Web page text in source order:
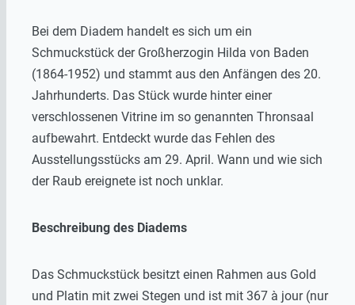
Bei dem Diadem handelt es sich um ein
Schmuckstück der Großherzogin Hilda von Baden
(1864-1952) und stammt aus den Anfängen des 20.
Jahrhunderts. Das Stück wurde hinter einer
verschlossenen Vitrine im so genannten Thronsaal
aufbewahrt. Entdeckt wurde das Fehlen des
Ausstellungsstücks am 29. April. Wann und wie sich
der Raub ereignete ist noch unklar.
Beschreibung des Diadems
Das Schmuckstück besitzt einen Rahmen aus Gold
und Platin mit zwei Stegen und ist mit 367 à jour (nur